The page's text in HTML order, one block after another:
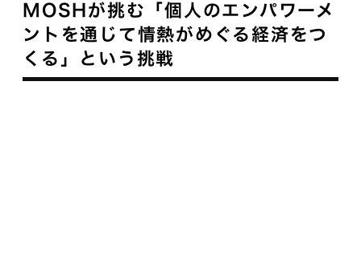
MOSHが挑む「個人のエンパワーメ
ントを通じて情熱がめぐる経済をつ
くる」という挑戦